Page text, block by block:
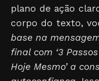
plano de ação
corpo do texto,
base na
final com ‘3
Hoje Mesmo’ a